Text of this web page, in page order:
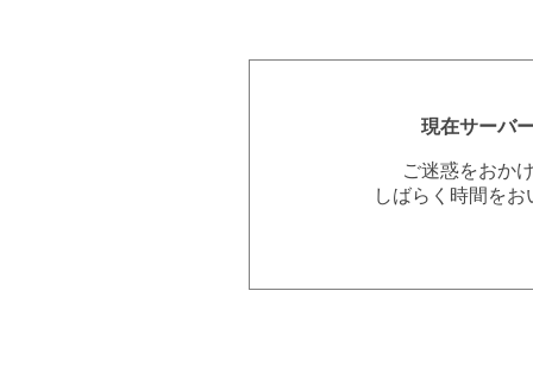
現在サーバ
ご迷惑をおか
しばらく時間を